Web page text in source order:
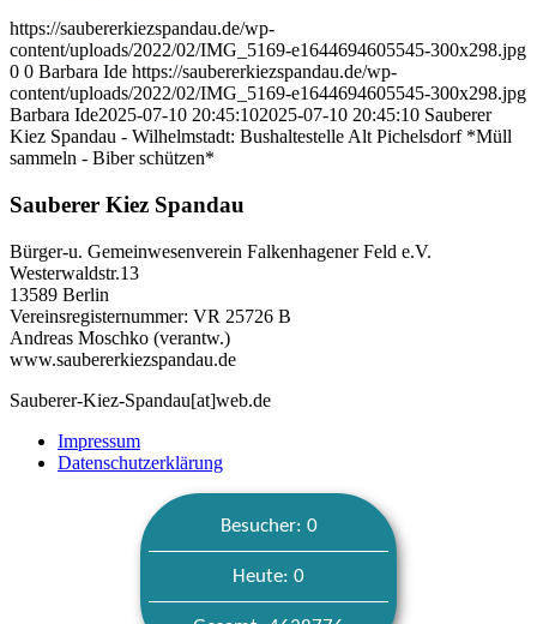
https://saubererkiezspandau.de/wp-
content/uploads/2022/02/IMG_5169-e1644694605545-300x298.jpg
0 0 Barbara Ide https://saubererkiezspandau.de/wp-
content/uploads/2022/02/IMG_5169-e1644694605545-300x298.jpg
Barbara Ide2025-07-10 20:45:102025-07-10 20:45:10 Sauberer
Kiez Spandau - Wilhelmstadt: Bushaltestelle Alt Pichelsdorf *Müll
sammeln - Biber schützen*
Sauberer Kiez Spandau
Bürger-u. Gemeinwesenverein Falkenhagener Feld e.V.
Westerwaldstr.13
13589 Berlin
Vereinsregisternummer: VR 25726 B
Andreas Moschko (verantw.)
www.saubererkiezspandau.de
Sauberer-Kiez-Spandau[at]web.de
Impressum
Datenschutzerklärung
Besucher: 0
Heute: 0